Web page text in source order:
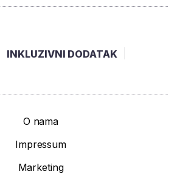
INKLUZIVNI DODATAK
O nama
Impressum
Marketing